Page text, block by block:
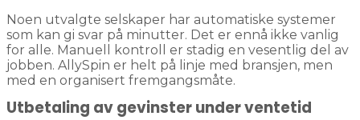
Noen utvalgte selskaper har automatiske systemer
som kan gi svar på minutter. Det er ennå ikke vanlig
for alle. Manuell kontroll er stadig en vesentlig del av
jobben. AllySpin er helt på linje med bransjen, men
med en organisert fremgangsmåte.
Utbetaling av gevinster under ventetid